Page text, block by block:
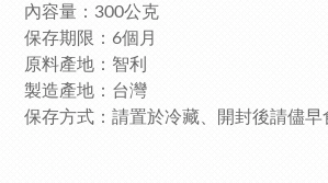
內容量：300公克
保存期限：6個月
原料產地：智利
製造產地：台灣
保存方式：請置於冷藏、開封後請儘早